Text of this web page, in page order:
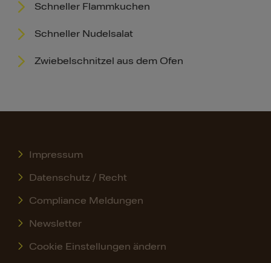
Schneller Flammkuchen
Schneller Nudelsalat
Zwiebelschnitzel aus dem Ofen
Impressum
Datenschutz / Recht
Compliance Meldungen
Newsletter
Cookie Einstellungen ändern